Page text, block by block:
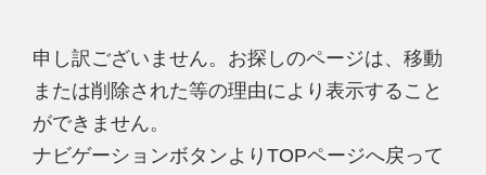
申し訳ございません。お探しのページは、移動
または削除された等の理由により表示すること
ができません。
ナビゲーションボタンよりTOPページへ戻って